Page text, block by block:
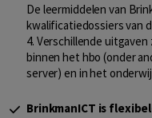
De leermiddelen van
kwalificatiedossiers van
4. Verschillende
binnen het hbo (onder
server) en in het
BrinkmanICT is